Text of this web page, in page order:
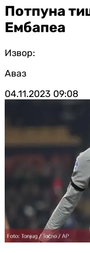
Потпуна
Ембапеа
Извор:
Аваз
04.11.2023 09:08